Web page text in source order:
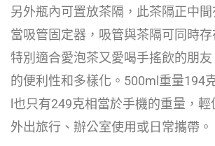
另外瓶內可置放茶隔，此茶隔正中
當吸管固定器，吸管與茶隔可同時存
特別適合愛泡茶又愛喝手搖飲的朋
的便利性和多樣化。500ml重量194
l也只有249克相當於手機的重量，輕
外出旅行、辦公室使用或日常攜帶。